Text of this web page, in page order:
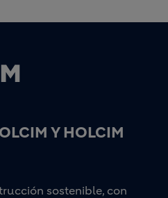
Y HOLCIM
sostenible, con